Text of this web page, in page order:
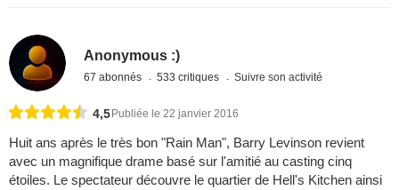
Anonymous :)
67 abonnés 533 critiques Suivre son activité
4,5 Publiée le 22 janvier 2016
Huit ans après le très bon "Rain Man", Barry Levinson revient
avec un magnifique drame basé sur l'amitié au casting cinq
étoiles. Le spectateur découvre le quartier de Hell's Kitchen ainsi